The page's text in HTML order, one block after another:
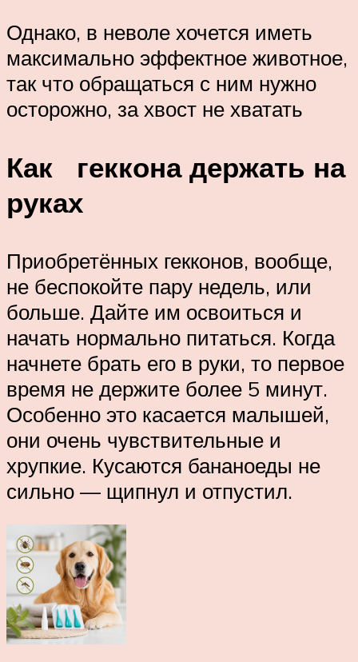
Однако, в неволе хочется иметь
максимально эффектное животное,
так что обращаться с ним нужно
осторожно, за хвост не хватать
Как геккона держать на
руках
Приобретённых гекконов, вообще,
не беспокойте пару недель, или
больше. Дайте им освоиться и
начать нормально питаться. Когда
начнете брать его в руки, то первое
время не держите более 5 минут.
Особенно это касается малышей,
они очень чувствительные и
хрупкие. Кусаются бананоеды не
сильно — щипнул и отпустил.